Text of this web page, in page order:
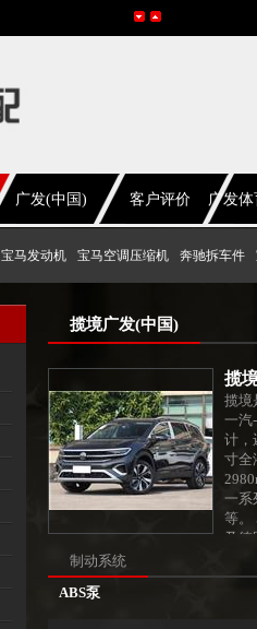
广发(中国) 客户评价 广发
宝马发动机 宝马空调压缩机 奔驰拆车件
揽境广发(中国)
揽
揽境
一汽
计，
寸全
一系
等。
及
制动系统
ABS泵